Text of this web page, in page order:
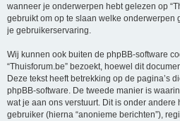
wanneer je onderwerpen hebt gelezen op
gebruikt om op te slaan welke onderwerpen
je gebruikerservaring.
Wij kunnen ook buiten de phpBB-software
“Thuisforum.be” bezoekt, hoewel dit
Deze tekst heeft betrekking op de pagina’s
phpBB-software. De tweede manier is
wat je aan ons verstuurt. Dit is onder
gebruiker (hierna “anonieme berichten”),